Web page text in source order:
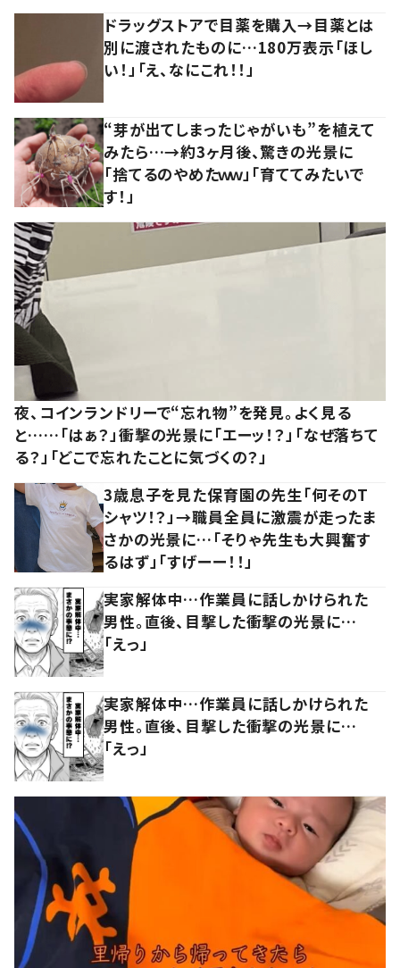
ドラッグストアで目薬を購入→目薬とは
別に渡されたものに…180万表示「ほし
い！」「え、なにこれ！！」
“芽が出てしまったじゃがいも”を植えて
みたら…→約3ヶ月後、驚きの光景に
「捨てるのやめたｗｗ」「育ててみたいで
す！」
夜、コインランドリーで“忘れ物”を発見。よく見る
と……「はぁ？」衝撃の光景に「エーッ！？」「なぜ落ちて
る？」「どこで忘れたことに気づくの？」
3歳息子を見た保育園の先生「何そのT
シャツ！？」→職員全員に激震が走ったま
さかの光景に…「そりゃ先生も大興奮す
るはず」「すげーー！！」
実家解体中…作業員に話しかけられた
男性。直後、目撃した衝撃の光景に…
「えっ」
実家解体中…作業員に話しかけられた
男性。直後、目撃した衝撃の光景に…
「えっ」